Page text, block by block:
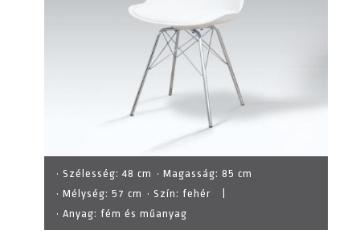
· Szélesség:48 cm · Magasság: 85 cm
· Mélység: 57 cm · Szín: fehér
· Anyag: fém és műanyag